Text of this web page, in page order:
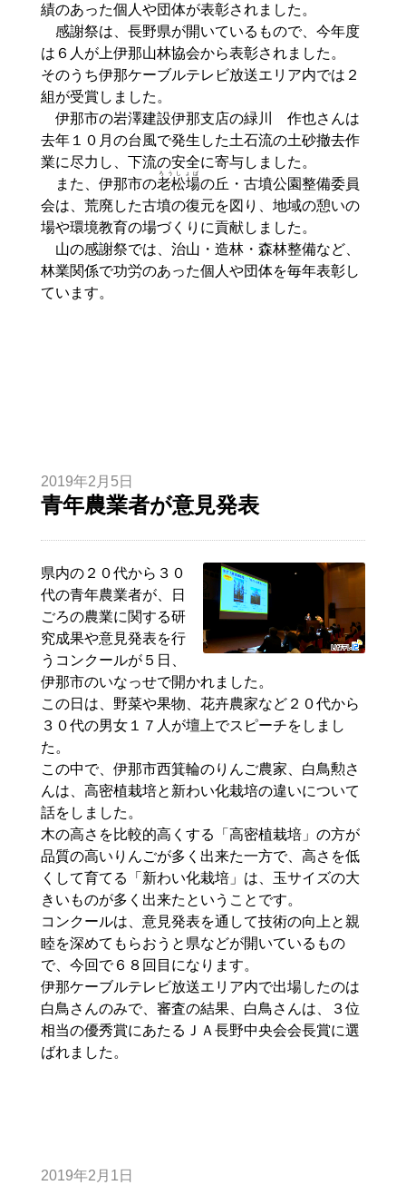
績のあった個人や団体が表彰されました。
感謝祭は、長野県が開いているもので、今年度
は６人が上伊那山林協会から表彰されました。
そのうち伊那ケーブルテレビ放送エリア内では２
組が受賞しました。
伊那市の岩澤建設伊那支店の緑川 作也さんは
去年１０月の台風で発生した土石流の土砂撤去作
業に尽力し、下流の安全に寄与しました。
また、伊那市の老松場
ろうしょば
の丘・古墳公園整備委員
会は、荒廃した古墳の復元を図り、地域の憩いの
場や環境教育の場づくりに貢献しました。
山の感謝祭では、治山・造林・森林整備など、
林業関係で功労のあった個人や団体を毎年表彰し
ています。
2019年2月5日
青年農業者が意見発表
県内の２０代から３０
代の青年農業者が、日
ごろの農業に関する研
究成果や意見発表を行
うコンクールが５日、
伊那市のいなっせで開かれました。
この日は、野菜や果物、花卉農家など２０代から
３０代の男女１７人が壇上でスピーチをしまし
た。
この中で、伊那市西箕輪のりんご農家、 白鳥勲さ
んは、高密植栽培と新わい化栽培の違いについて
話をしました。
木の高さを比較的高くする「高密植栽培」の方が
品質の高いりんごが多く出来た一方で、高さを低
くして育てる「新わい化栽培」は、玉サイズの大
きいものが多く出来たということです。
コンクールは、意見発表を通して技術の向上と親
睦を深めてもらおうと県などが開いているもの
で、今回で６８回目になります。
伊那ケーブルテレビ放送エリア内で出場したのは
白鳥さんのみで、審査の結果、白鳥さんは、３位
相当の優秀賞にあたるＪＡ長野中央会会長賞に選
ばれました。
2019年2月1日